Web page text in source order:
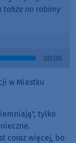
także no robimy
00:00
w Miastku
tylko
coraz więcej, bo